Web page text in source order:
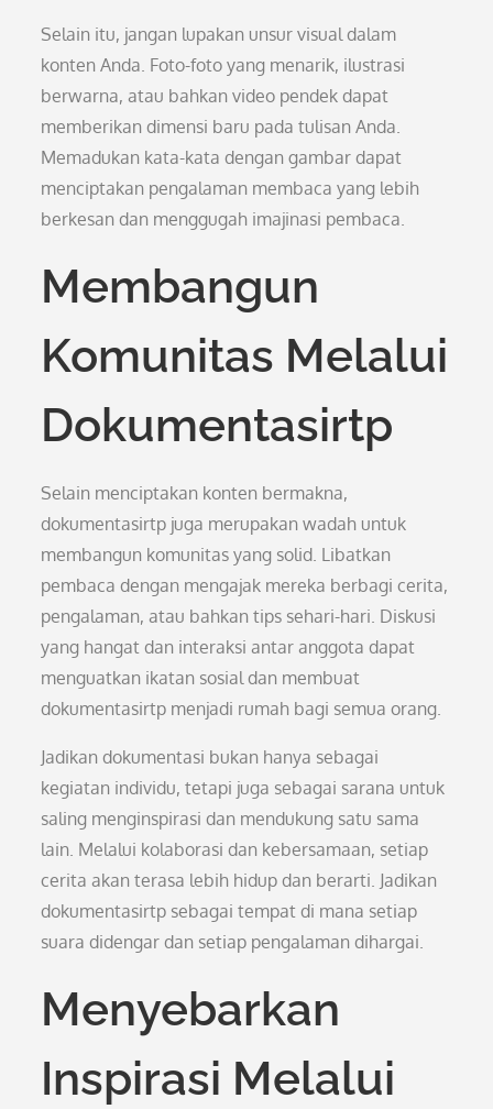
Selain itu, jangan lupakan unsur visual dalam
konten Anda. Foto-foto yang menarik, ilustrasi
berwarna, atau bahkan video pendek dapat
memberikan dimensi baru pada tulisan Anda.
Memadukan kata-kata dengan gambar dapat
menciptakan pengalaman membaca yang lebih
berkesan dan menggugah imajinasi pembaca.
Membangun
Komunitas Melalui
Dokumentasirtp
Selain menciptakan konten bermakna,
dokumentasirtp juga merupakan wadah untuk
membangun komunitas yang solid. Libatkan
pembaca dengan mengajak mereka berbagi cerita,
pengalaman, atau bahkan tips sehari-hari. Diskusi
yang hangat dan interaksi antar anggota dapat
menguatkan ikatan sosial dan membuat
dokumentasirtp menjadi rumah bagi semua orang.
Jadikan dokumentasi bukan hanya sebagai
kegiatan individu, tetapi juga sebagai sarana untuk
saling menginspirasi dan mendukung satu sama
lain. Melalui kolaborasi dan kebersamaan, setiap
cerita akan terasa lebih hidup dan berarti. Jadikan
dokumentasirtp sebagai tempat di mana setiap
suara didengar dan setiap pengalaman dihargai.
Menyebarkan
Inspirasi Melalui